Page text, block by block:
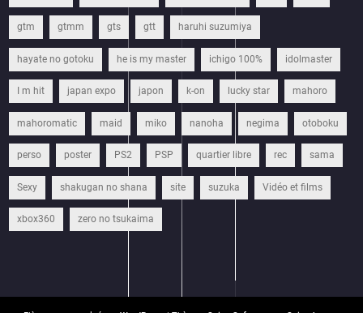
gtm gtmm gts gtt haruhi suzumiya
hayate no gotoku he is my master ichigo 100% idolmaster
I m hit japan expo japon k-on lucky star mahoro
mahoromatic maid miko nanoha negima otoboku
perso poster PS2 PSP quartier libre rec sama
Sexy shakugan no shana site suzuka Vidéo et films
xbox360 zero no tsukaima